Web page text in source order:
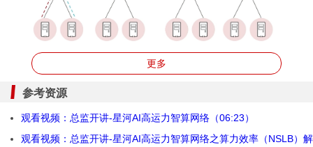
传统HASH算法容易负载不均
NSLB是如何工作的？
为了解决负载不均的问题，华为推出了NSLB网络级负载均
衡算法。NSLB配套NPU时，iMaster NCE站在全局视角，
更多
参考资源
观看视频：总监开讲-星河AI高运力智算网络（06:23）
观看视频：总监开讲-星河AI高运力智算网络之算力效率（NSLB）解